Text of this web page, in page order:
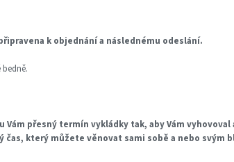
k objednání a následnému odeslání.
přesný termín vykládky tak, aby Vám
který můžete věnovat sami sobě a nebo svým